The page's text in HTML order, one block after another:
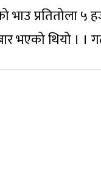
भाउ प्रतितोला
भएको थियो । ।